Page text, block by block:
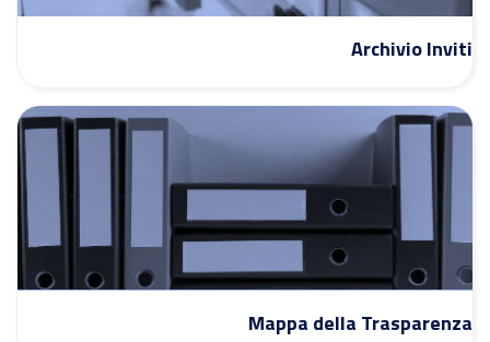
Archivio Inviti
Mappa della Trasparenza